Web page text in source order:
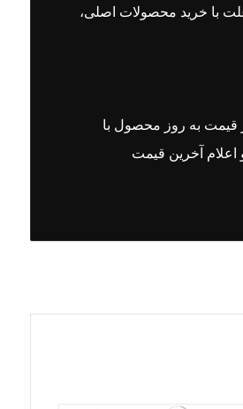
با خرید محصولات اصلی،
قیمت به روز محصول با
اعلام آخرین قیمت